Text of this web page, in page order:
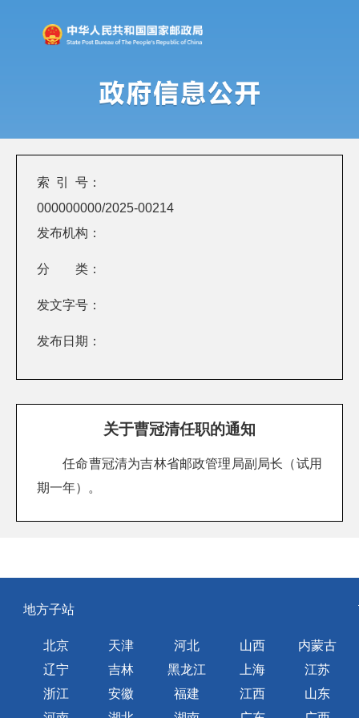
索 引 号：
000000000/2025-00214
发布机构：
分 类：
发文字号：
发布日期：
关于曹冠清任职的通知
任命曹冠清为吉林省邮政管理局副局长（试用
期一年）。
地方子站
北京 天津 河北 山西
内蒙古
辽宁
吉林 黑龙江 上海
江苏
浙江
安徽 福建 江西
山东